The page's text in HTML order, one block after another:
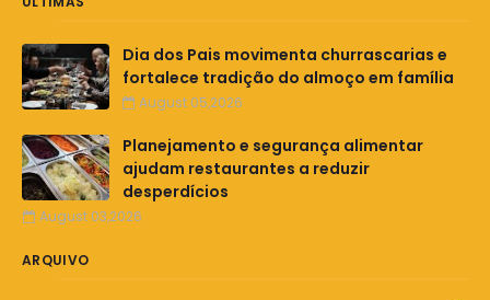
Dia dos Pais movimenta churrascarias e
fortalece tradição do almoço em família
August 05,2026
Planejamento e segurança alimentar
ajudam restaurantes a reduzir
desperdícios
August 03,2026
ARQUIVO